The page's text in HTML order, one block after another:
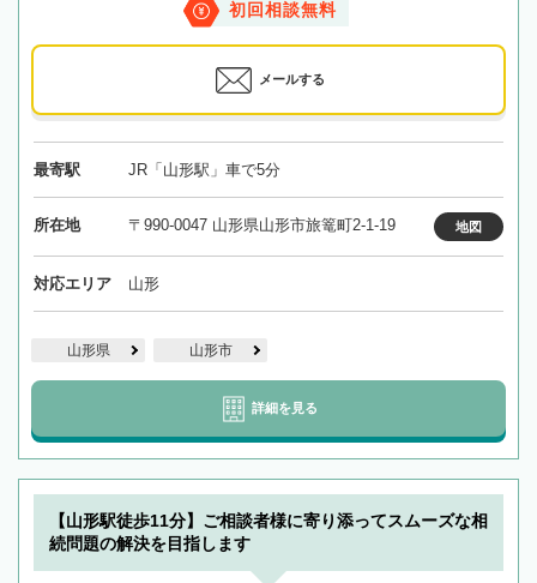
初回相談無料
メールする
最寄駅 JR「山形駅」車で5分
所在地 〒990-0047 山形県山形市旅篭町2-1-19 地図
対応エリア 山形
山形県 山形市
詳細を見る
【山形駅徒歩11分】ご相談者様に寄り添ってスムーズな相
続問題の解決を目指します